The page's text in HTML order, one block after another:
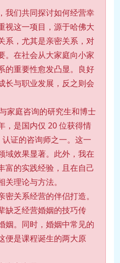
我们共同探讨如何经营幸
视这一项目，源于哈佛大
系，尤其是亲密关系，对
。在社会从大家庭向小家
的重要性愈发凸显。良好
长与职业发展，反之则会
家庭咨询的研究生和博士
，是国内仅 20 位获得情
证的咨询师之一。这一
域效果显著。此外，我在
富的实践经验，且在自己
理论与方法。
关系经营的伴侣打造。
缺乏经营婚姻的技巧传
姻。同时，婚姻中常见的
便是课程诞生的两大原